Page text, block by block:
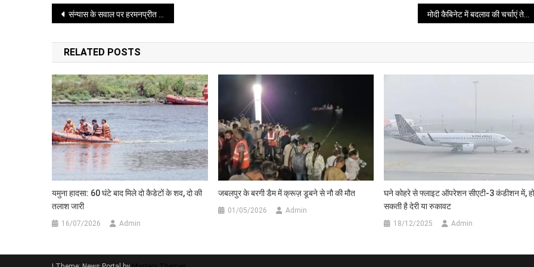
बल
Post
navigation
संन्यास के सवाल पर हरमनप्रीत कौर का तीखा जवाब
RELATED POSTS
यमुना हादसा: 60 घंटे बाद मिले दो कैडेटों के शव, दो की
तलाश जारी
16/07/2026 Admin
जबलपुर के बरगी डैम में क्रूज़ डूबने से नौ की मौत
01/05/2026 Admin
घने कोहरे से फ्लाइट ऑपरेशन सीएटी-3 कंडीशन में,
सकती है देरी या रुकावट
18/12/2025 Admin